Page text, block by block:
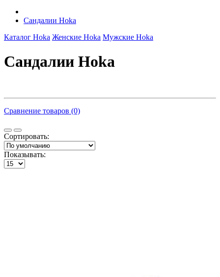
Сандалии Hoka
Каталог Hoka Женские Hoka Мужские Hoka
Сандалии Hoka
Сравнение товаров (0)
Сортировать:
Показывать: